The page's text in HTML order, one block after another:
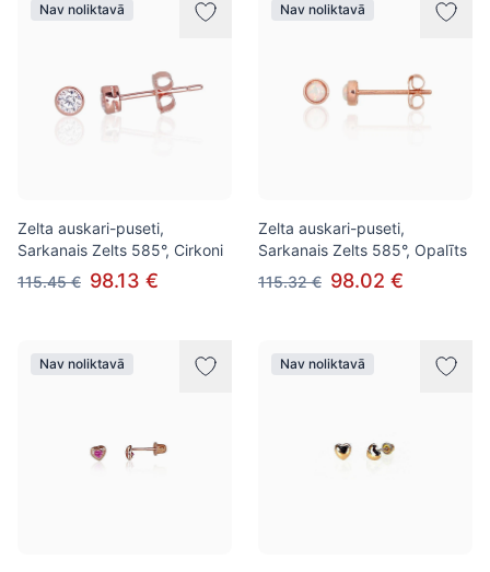
Nav noliktavā
Zelta auskari-puseti,
Sarkanais Zelts 585°, Cirkoni
115.45 € 98.13 €
Nav noliktavā
Zelta auskari-puseti,
Sarkanais Zelts 585°, Opalīts
115.32 € 98.02 €
Nav noliktavā Nav noliktavā